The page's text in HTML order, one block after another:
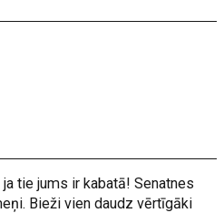
tie jums ir kabatā! Senatnes
Bieži vien daudz vērtīgāki